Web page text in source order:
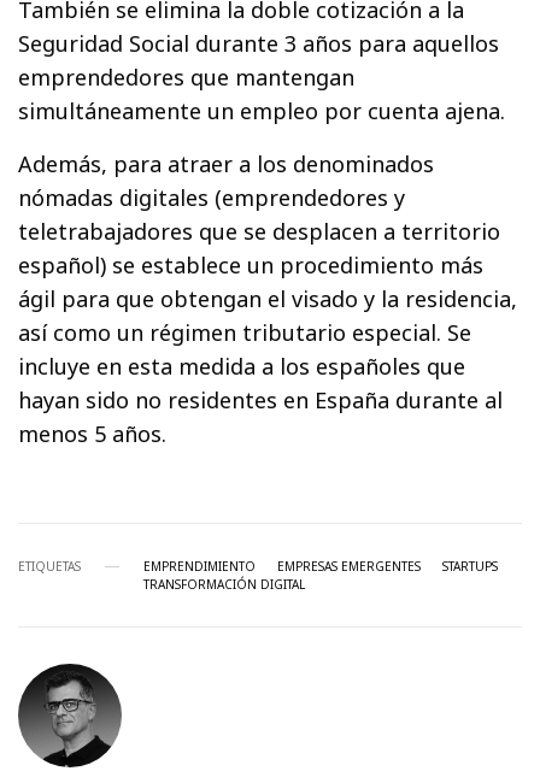
También se elimina la doble cotización a la
Seguridad Social durante 3 años para aquellos
emprendedores que mantengan
simultáneamente un empleo por cuenta ajena.
Además, para atraer a los denominados
nómadas digitales (emprendedores y
teletrabajadores que se desplacen a territorio
español) se establece un procedimiento más
ágil para que obtengan el visado y la residencia,
así como un régimen tributario especial. Se
incluye en esta medida a los españoles que
hayan sido no residentes en España durante al
menos 5 años.
ETIQUETAS EMPRENDIMIENTO EMPRESAS EMERGENTES
STARTUPS
TRANSFORMACIÓN DIGITAL